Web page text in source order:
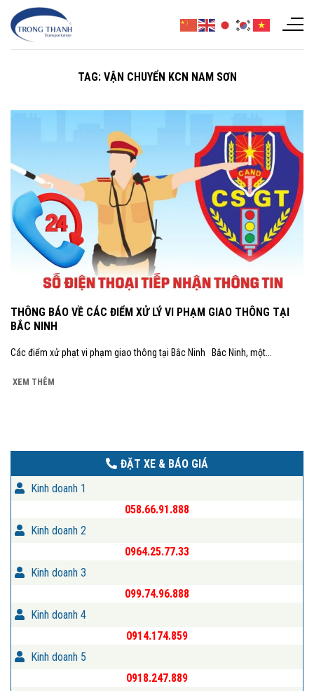
Chuyển
đến
TAG: VẬN CHUYỂN KCN NAM SƠN
THÔNG BÁO VỀ CÁC ĐIỂM XỬ LÝ VI PHẠM GIAO THÔNG TẠI
BẮC NINH
Các điểm xử phạt vi phạm giao thông tại Bắc Ninh Bắc Ninh, một...
XEM THÊM
ĐẶT XE & BÁO GIÁ
Kinh doanh 1
058.66.91.888
Kinh doanh 2
0964.25.77.33
Kinh doanh 3
099.74.96.888
Kinh doanh 4
0914.174.859
Kinh doanh 5
0918.247.889